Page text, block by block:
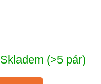
Skladem (>5 pár)